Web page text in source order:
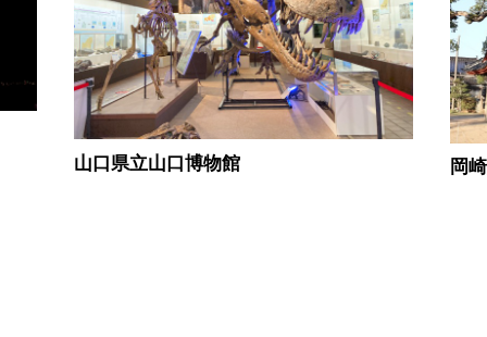
山口県立山口博物館 岡